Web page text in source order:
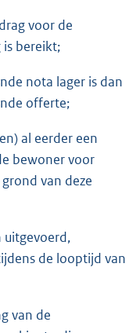
voor de
bereikt;
nota lager is dan
offerte;
al eerder een
bewoner voor
van deze
uitgevoerd,
de looptijd van
van de